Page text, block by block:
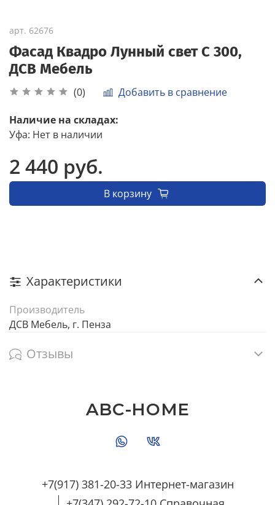
арт. 62676
Фасад Квадро Лунный свет С 300,
ДСВ Мебель
(0) Добавить в сравнение
Наличие на складах:
Уфа: Нет в наличии
2 440 руб.
В корзину
Характеристики
Производитель
ДСВ Мебель, г. Пенза
Отзывы
+7(917) 381-20-33 Интернет-магазин
ABC-HOME